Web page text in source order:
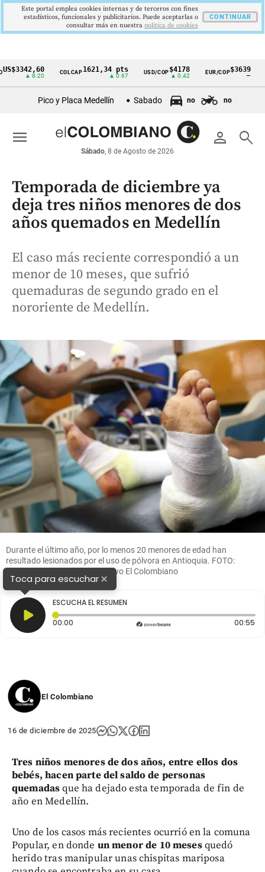
Cintillo
económicos
Colombia
COLCAP1621,34 pts USD/COP$4178
▲ 0.42
EUR/COP$3639
—
Pico y Placa Medellín Sabado no no
person search
Sábado, 8 de Agosto de 2026
menu
Temporada de diciembre ya
deja tres niños menores de dos
años quemados en Medellín
El caso más reciente correspondió a un
menor de 10 meses, que sufrió
quemaduras de segundo grado en el
nororiente de Medellín.
Durante el último año, por lo menos 20 menores de edad han
resultado lesionados por el uso de pólvora en Antioquia. FOTO:
Donaldo Zuluaga Velilla. Archivo El Colombiano
Toca para escuchar×
ESCUCHA EL RESUMEN
00:00 Tiempo transcurrido: 0 segundos 00:55
El Colombiano
16 de diciembre de 2025
Tres niños menores de dos años, entre ellos dos
bebés, hacen parte del saldo de personas
quemadasque ha dejado esta temporada de fin de
año en Medellín.
Uno de los casos más recientes ocurrió en la comuna
Popular, en donde un menor de 10 mesesquedó
herido tras manipular unas chispitas mariposa
Este portal emplea cookies internas y de terceros con fines
estadísticos, funcionales y publicitarios. Puede aceptarlas o
consultar más en nuestra politica de cookies
CONTINUAR